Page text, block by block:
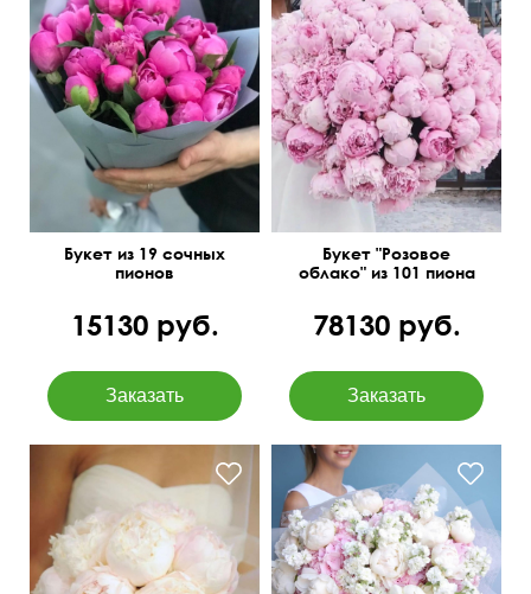
Упаковка: матовая
бумага
Букет из 19 сочных
пионов
15130 руб.
Шикарный букет,
способный свести с ума
Букет "Розовое
облако" из 101 пиона
78130 руб.
Отборные цветы